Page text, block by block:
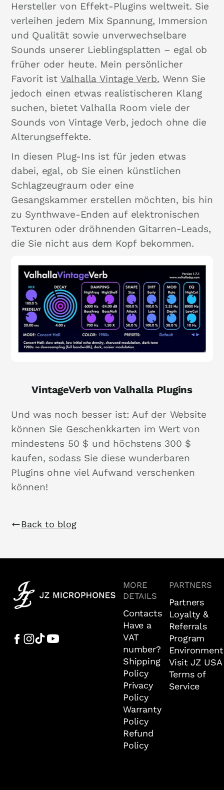
Hersteller von Effekt-Plugins weltweit. Sie
verleihen jedem Mix Spannung, Immersion
und Qualität sowie unverwechselbare
Sounds unserer Lieblingsplatten – egal ob
früher oder heute. Mein persönlicher
Favorit ist Valhalla Vintage Verb. Wenn Sie
jedoch einen etwas realistischeren Klang
suchen, bietet Valhalla Room viele der
Sounds von Vintage Verb, jedoch ohne die
Alterungseffekte.
In diesen Plug-Ins ist für jeden etwas
dabei, egal, ob Sie einen künstlichen
Schlagzeugraum oder eine
Gesangskammer erstellen möchten, bis hin
zu Synthwave-Enden auf elektronischen
Texturen oder dröhnenden Gitarren-Leads,
die Sie nicht aus dem Kopf bekommen.
VintageVerb von Valhalla Plugins
Und was noch besser ist: Auf der Website
können Sie Geschenkkarten im Wert von
mindestens 50 $ und höchstens 300 $
kaufen, sodass Sie diese wunderbaren
Plugins ohne viel Aufwand verschenken
können!
Back to blog
MORE
DETAILS
Contacts
Have a
VAT
number?
Shipping
Policy
Privacy
Policy
Warranty
Policy
Refund
Policy
PARTNERS
Partners
Loyalty &
Referrals
Program
Environment
Visit JZ USA
Terms of
Service